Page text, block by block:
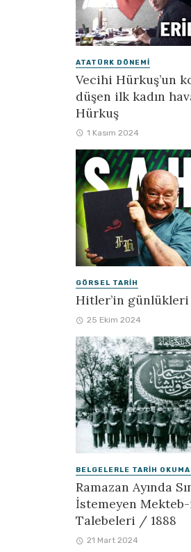
ATATÜRK DÖNEMI
Vecihi Hürkuş’un
düşen ilk kadın
Hürkuş
1 Kasım 2024
GÖRSEL TARIH
Hitler’in günlükleri
25 Ekim 2024
BELGELERLE TARIH
Ramazan Ayında
İstemeyen
Talebeleri / 1888
21 Mart 2024